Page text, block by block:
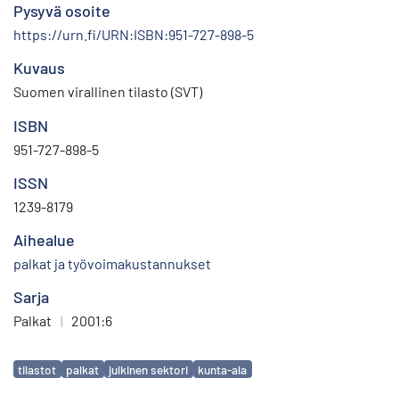
Pysyvä osoite
https://urn.fi/URN:ISBN:951-727-898-5
Kuvaus
Suomen virallinen tilasto (SVT)
ISBN
951-727-898-5
ISSN
1239-8179
Aihealue
palkat ja työvoimakustannukset
Sarja
Palkat | 2001:6
Avainsanat
tilastot palkat julkinen sektori kunta-ala